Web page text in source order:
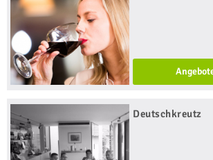
Deutschkreutz